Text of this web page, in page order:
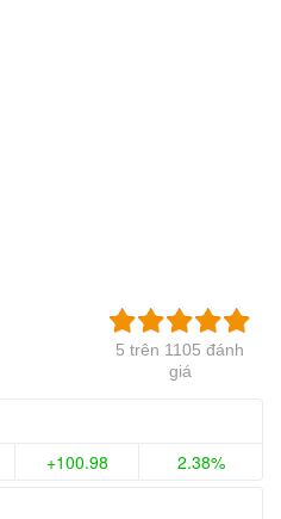
5 trên 1105 đánh
giá
+100.98
2.38%